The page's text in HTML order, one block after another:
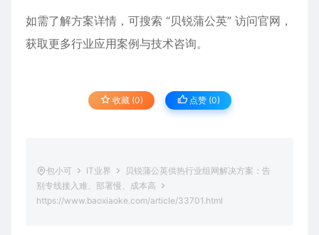
如需了解方案详情，可搜索 “贝锐蒲公英” 访问官网，
获取更多行业应用案例与技术咨询。
收藏 (0) 点赞 (0)
包小可 IT业界
贝锐蒲公英供热行业组网解决方案：告
别专线接入难、部署慢、成本高
https://www.baoxiaoke.com/article/33701.html